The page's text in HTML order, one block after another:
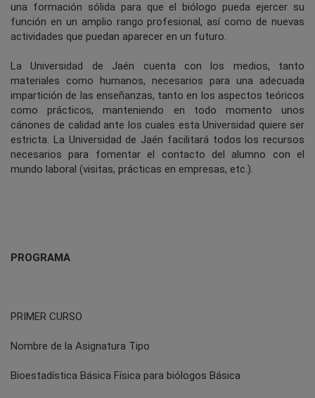
una formación sólida para que el biólogo pueda ejercer su
función en un amplio rango profesional, así como de nuevas
actividades que puedan aparecer en un futuro.
La Universidad de Jaén cuenta con los medios, tanto
materiales como humanos, necesarios para una adecuada
impartición de las enseñanzas, tanto en los aspectos teóricos
como prácticos, manteniendo en todo momento unos
cánones de calidad ante los cuales esta Universidad quiere ser
estricta. La Universidad de Jaén facilitará todos los recursos
necesarios para fomentar el contacto del alumno con el
mundo laboral (visitas, prácticas en empresas, etc.).
PROGRAMA
PRIMER CURSO
Nombre de la Asignatura Tipo
Bioestadística Básica Física para biólogos Básica